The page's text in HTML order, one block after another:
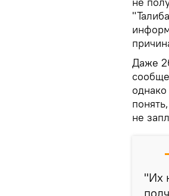
Даже
не
"Их